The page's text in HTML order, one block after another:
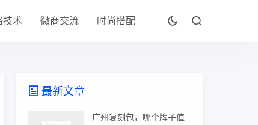
技术 微商交流 时尚搭配
最新文章
广州复刻包，哪个牌子值